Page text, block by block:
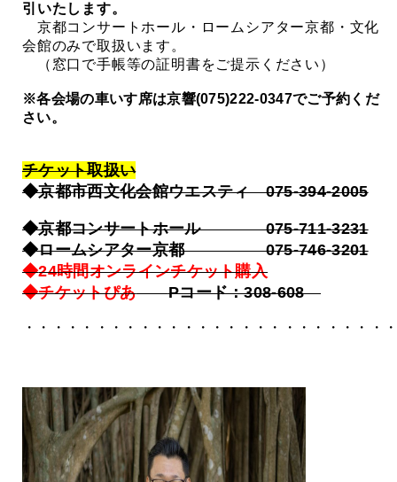
引いたします。
京都コンサートホール・ロームシアター京都・文化
会館のみで取扱います。
（窓口で手帳等の証明書をご提示ください）
※各会場の車いす席は京響(075)222-0347でご予約くだ
さい。
チケット取扱い
◆京都市西文化会館ウエスティ 075-394-2005
◆京都コンサートホール 075-711-3231
◆ロームシアター京都 075-746-3201
◆24時間オンラインチケット購入
◆チケットぴあ
Pコード：308-608
・・・・・・・・・・・・・・・・・・・・・・・・・